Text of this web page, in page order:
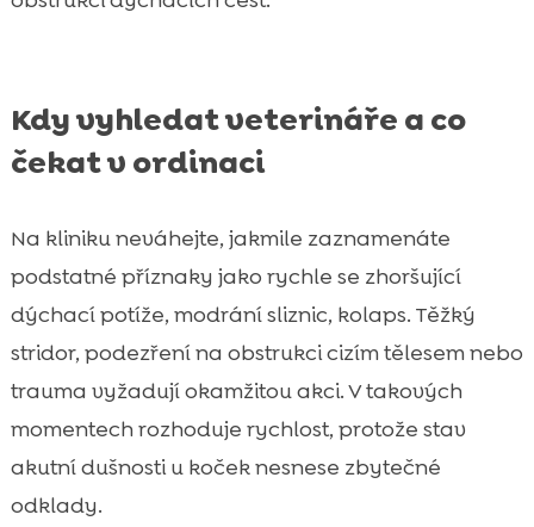
Kdy vyhledat veterináře a co
čekat v ordinaci
Na kliniku neváhejte, jakmile zaznamenáte
podstatné příznaky jako rychle se zhoršující
dýchací potíže, modrání sliznic, kolaps. Těžký
stridor, podezření na obstrukci cizím tělesem nebo
trauma vyžadují okamžitou akci. V takových
momentech rozhoduje rychlost, protože stav
akutní dušnosti u koček nesnese zbytečné
odklady.